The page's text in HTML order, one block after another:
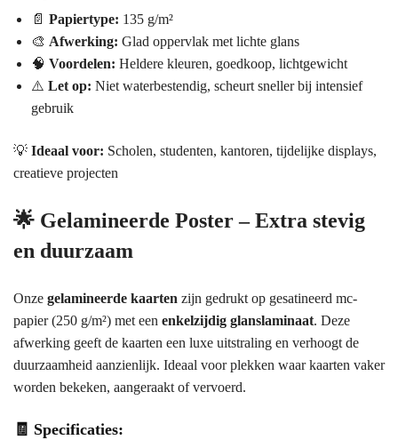
📄 Papiertype: 135 g/m²
🎨 Afwerking: Glad oppervlak met lichte glans
🧠 Voordelen: Heldere kleuren, goedkoop, lichtgewicht
⚠️ Let op: Niet waterbestendig, scheurt sneller bij intensief
gebruik
💡 Ideaal voor: Scholen, studenten, kantoren, tijdelijke displays,
creatieve projecten
🌟 Gelamineerde Poster – Extra stevig
en duurzaam
Onze gelamineerde kaarten zijn gedrukt op gesatineerd mc-
papier (250 g/m²) met een enkelzijdig glanslaminaat. Deze
afwerking geeft de kaarten een luxe uitstraling en verhoogt de
duurzaamheid aanzienlijk. Ideaal voor plekken waar kaarten vaker
worden bekeken, aangeraakt of vervoerd.
🧾 Specificaties: